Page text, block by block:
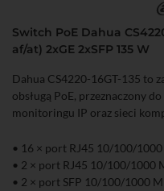
Switch PoE Dahua
af/at) 2xGE 2xSFP 135 W
Dahua CS4220-16GT-135 to
obsługą PoE, przeznaczony
monitoringu IP oraz sieci
• 16 × port RJ45 10/100/1000
• 2 × port RJ45 10/100/1000
• 2 × port SFP 10/100/1000